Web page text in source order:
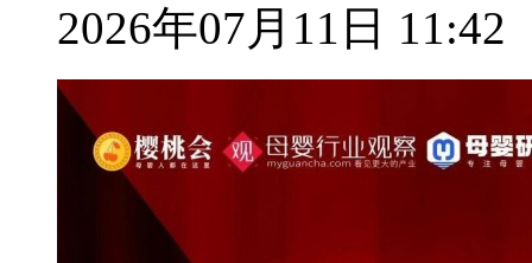
2026年07月11日 11:42